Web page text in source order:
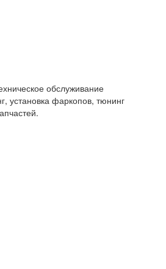
обслуживание
установка фаркопов, тюнинг